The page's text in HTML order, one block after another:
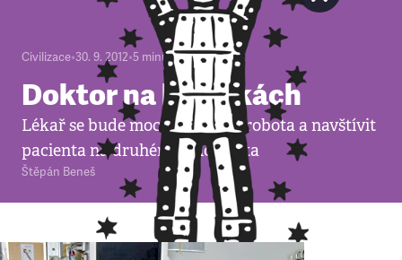
Civilizace•30. 9. 2012•5 minut
Doktor na kolečkách
Lékař se bude moci "vtělit" do robota a navštívit
pacienta na druhém konci světa
Štěpán Beneš